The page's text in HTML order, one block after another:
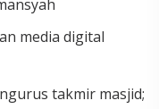
media digital
takmir masjid;